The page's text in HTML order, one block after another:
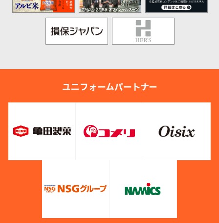
ユニフォームパートナー